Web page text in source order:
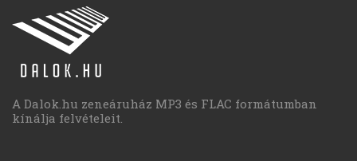
A Dalok.hu zeneáruház MP3 és FLAC formátumban
kínálja felvételeit.